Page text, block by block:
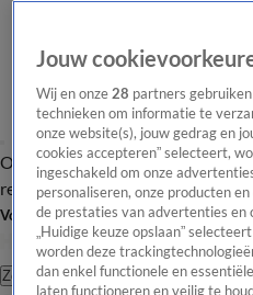
Overzicht Laatste nieuws Regionieuws
redactie
Volg Hart van Nederland
Zoeken
Jouw
Wij en onze28 partners
technieken om informatie te
onze website(s), jouw gedrag en
cookies accepteren” selecteert,
ingeschakeld om onze
personaliseren, onze producten
de prestaties van advertenties en
„Huidige keuze opslaan”
worden deze
dan enkel functionele en
laten functioneren en veilig te